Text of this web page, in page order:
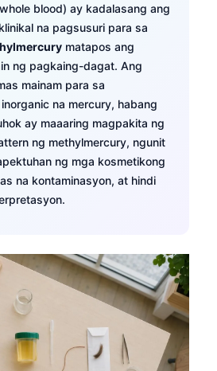
blood) ay kadalasang ang
na pagsusuri para sa
matapos ang
ng pagkaing-dagat. Ang
mainam para sa
na mercury, habang
ay maaaring magpakita ng
ng methylmercury, ngunit
ng mga kosmetikong
na kontaminasyon, at hindi